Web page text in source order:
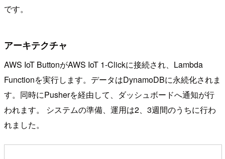
です。
アーキテクチャ
AWS IoT ButtonがAWS IoT 1-Clickに接続され、Lambda
Functionを実行します。データはDynamoDBに永続化されま
す。同時にPusherを経由して、ダッシュボードへ通知が行
われます。 システムの準備、運用は2、3週間のうちに行わ
れました。